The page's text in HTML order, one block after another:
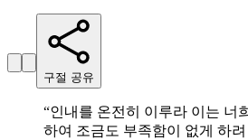
구절 공유
“인내를 온전히 이루라 이는 너
하여 조금도 부족함이 없게 하